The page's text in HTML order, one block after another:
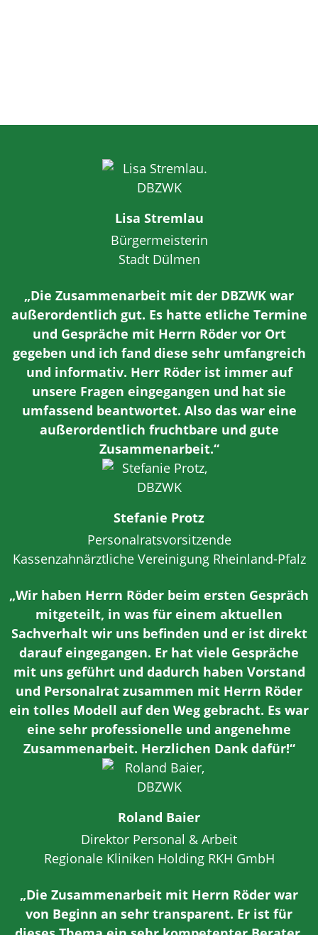
Lisa Stremlau
Bürgermeisterin
Stadt Dülmen
„Die Zusammenarbeit mit der DBZWK war
außerordentlich gut. Es hatte etliche Termine
und Gespräche mit Herrn Röder vor Ort
gegeben und ich fand diese sehr umfangreich
und informativ. Herr Röder ist immer auf
unsere Fragen eingegangen und hat sie
umfassend beantwortet. Also das war eine
außerordentlich fruchtbare und gute
Zusammenarbeit.“
Stefanie Protz
Personalratsvorsitzende
Kassenzahnärztliche Vereinigung Rheinland-Pfalz
„Wir haben Herrn Röder beim ersten Gespräch
mitgeteilt, in was für einem aktuellen
Sachverhalt wir uns befinden und er ist direkt
darauf eingegangen. Er hat viele Gespräche
mit uns geführt und dadurch haben Vorstand
und Personalrat zusammen mit Herrn Röder
ein tolles Modell auf den Weg gebracht. Es war
eine sehr professionelle und angenehme
Zusammenarbeit. Herzlichen Dank dafür!“
Roland Baier
Direktor Personal & Arbeit
Regionale Kliniken Holding RKH GmbH
„Die Zusammenarbeit mit Herrn Röder war
von Beginn an sehr transparent. Er ist für